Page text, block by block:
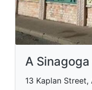
A Sinagoga
13 Kaplan